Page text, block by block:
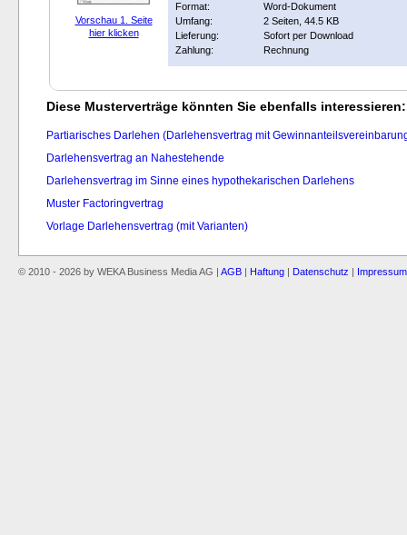
Vorschau 1. Seite
hier klicken
Format:
Word-Dokument
Umfang:
2 Seiten, 44.5 KB
Lieferung:
Sofort per Download
Zahlung:
Rechnung
Diese Musterverträge könnten Sie ebenfalls interessieren:
Partiarisches Darlehen (Darlehensvertrag mit
Darlehensvertrag an Nahestehende
Darlehensvertrag im Sinne eines hypothekarischen Darlehens
Muster Factoringvertrag
Vorlage Darlehensvertrag (mit Varianten)
© 2010 - 2026 by WEKA Business Media AG | AGB Haftung Datenschutz Impressum